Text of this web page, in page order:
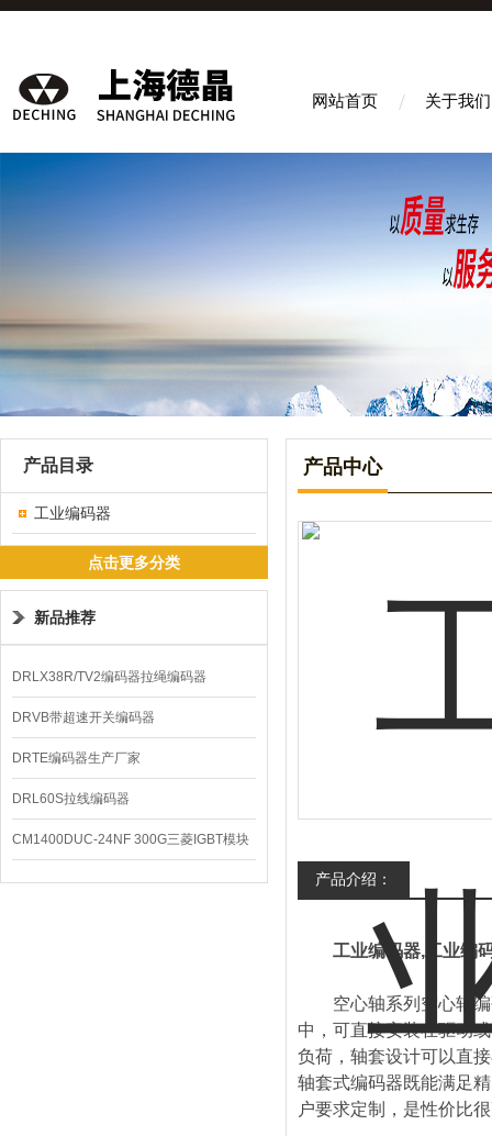
网站首页 关于我们
产品目录
工业编码器
点击更多分类
新品推荐
DRLX38R/TV2编码器拉绳编码器
DRVB带超速开关编码器
DRTE编码器生产厂家
DRL60S拉线编码器
CM1400DUC-24NF 300G三菱IGBT模块
产品中心
产品介绍：
工业编码器,工业编
空心轴系列空心轴编
中，可直接安装在驱动
负荷，轴套设计可以直
轴套式编码器既能满足
户要求定制，是性价比